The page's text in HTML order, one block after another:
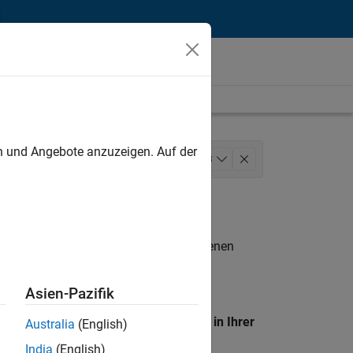
Business Model Team 3
. Wenn Sie noch immer keine offenen
unseres
Standort, um alle Stellenangebote in Ihrer
Angebote anzuzeigen. Auf der
Asien-Pazifik
Australia (English)
India (English)